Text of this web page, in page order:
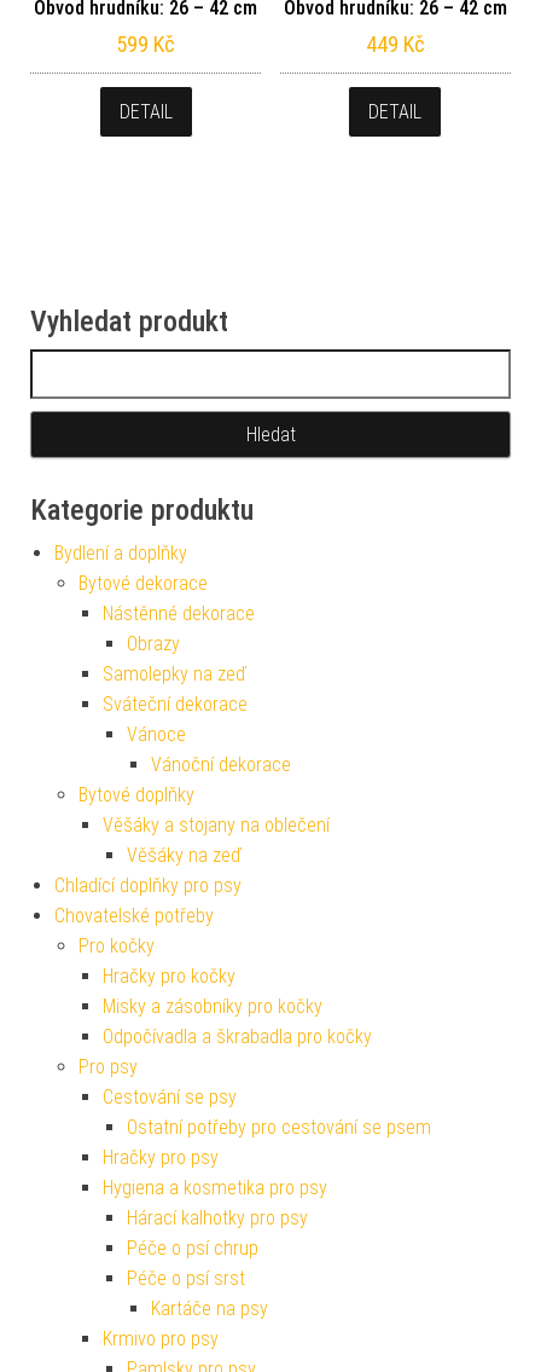
Obvod hrudníku: 26 – 42 cm
599 Kč
DETAIL
Obvod hrudníku: 26 – 42 cm
449 Kč
DETAIL
Vyhledat produkt
Kategorie produktu
Bydlení a doplňky
Bytové dekorace
Nástěnné dekorace
Obrazy
Samolepky na zeď
Sváteční dekorace
Vánoce
Vánoční dekorace
Bytové doplňky
Věšáky a stojany na oblečení
Věšáky na zeď
Chladící doplňky pro psy
Chovatelské potřeby
Pro kočky
Hračky pro kočky
Misky a zásobníky pro kočky
Odpočívadla a škrabadla pro kočky
Pro psy
Cestování se psy
Ostatní potřeby pro cestování se psem
Hračky pro psy
Hygiena a kosmetika pro psy
Hárací kalhotky pro psy
Péče o psí chrup
Péče o psí srst
Kartáče na psy
Krmivo pro psy